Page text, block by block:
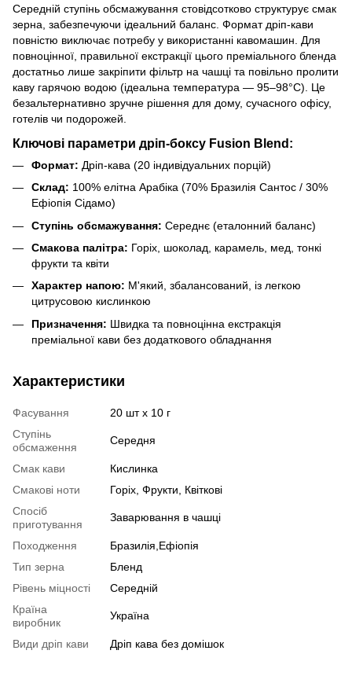
Середній ступінь обсмажування стовідсотково структурує смак
зерна, забезпечуючи ідеальний баланс. Формат дріп-кави
повністю виключає потребу у використанні кавомашин. Для
повноцінної, правильної екстракції цього преміального бленда
достатньо лише закріпити фільтр на чашці та повільно пролити
каву гарячою водою (ідеальна температура — 95–98°C). Це
безальтернативно зручне рішення для дому, сучасного офісу,
готелів чи подорожей.
Ключові параметри дріп-боксу Fusion Blend:
Формат: Дріп-кава (20 індивідуальних порцій)
Склад: 100% елітна Арабіка (70% Бразилія Сантос / 30%
Ефіопія Сідамо)
Ступінь обсмажування: Середнє (еталонний баланс)
Смакова палітра: Горіх, шоколад, карамель, мед, тонкі
фрукти та квіти
Характер напою: М'який, збалансований, із легкою
цитрусовою кислинкою
Призначення: Швидка та повноцінна екстракція
преміальної кави без додаткового обладнання
Характеристики
Фасування
20 шт х 10 г
Ступінь
обсмаження
Середня
Смак кави
Кислинка
Смакові ноти
Горіх, Фрукти, Квіткові
Спосіб
приготування
Заварювання в чашці
Походження
Бразилія,Ефіопія
Тип зерна
Бленд
Рівень міцності
Середній
Країна
виробник
Україна
Види дріп кави Дріп кава без домішок